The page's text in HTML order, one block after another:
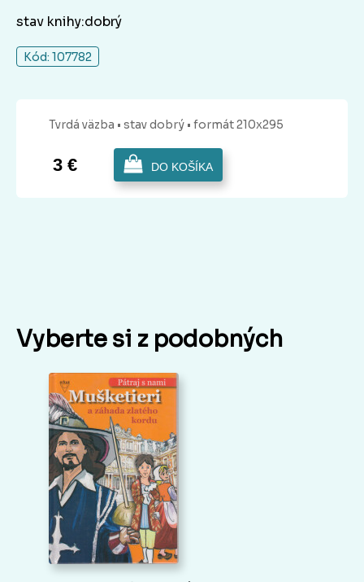
stav knihy:dobrý
Kód: 107782
Tvrdá väzba • stav dobrý • formát 210x295
3 € DO KOŠÍKA
Vyberte si z podobných